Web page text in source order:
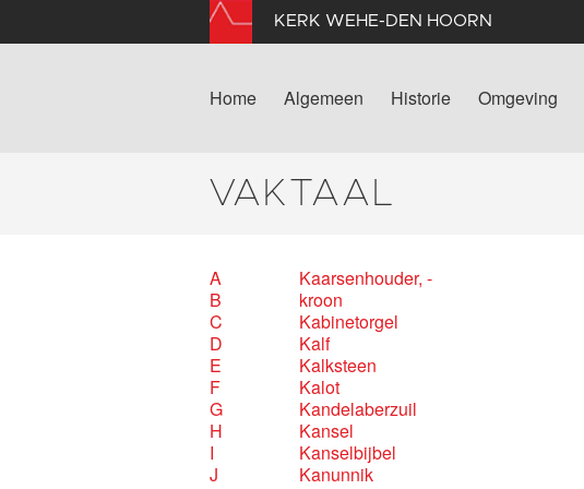
KERK WEHE-DEN HOORN
Home Algemeen Historie Omgeving
VAKTAAL
A
B
C
D
E
F
G
H
I
J
Kaarsenhouder, -
kroon
Kabinetorgel
Kalf
Kalksteen
Kalot
Kandelaberzuil
Kansel
Kanselbijbel
Kanunnik